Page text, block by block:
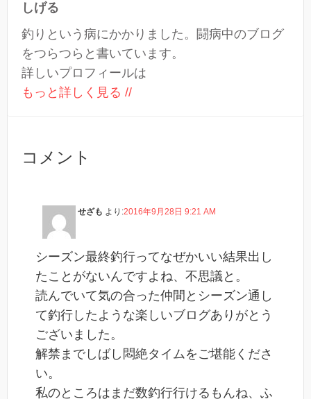
しげる
釣りという病にかかりました。闘病中のブログ
をつらつらと書いています。
詳しいプロフィールは
もっと詳しく見る //
コメント
せざも より:2016年9月28日 9:21 AM
シーズン最終釣行ってなぜかいい結果出し
たことがないんですよね、不思議と。
読んでいて気の合った仲間とシーズン通し
て釣行したような楽しいブログありがとう
ございました。
解禁までしばし悶絶タイムをご堪能くださ
い。
私のところはまだ数釣行行けるもんね、ふ